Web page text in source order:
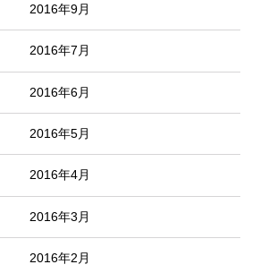
2016年9月
2016年7月
2016年6月
2016年5月
2016年4月
2016年3月
2016年2月